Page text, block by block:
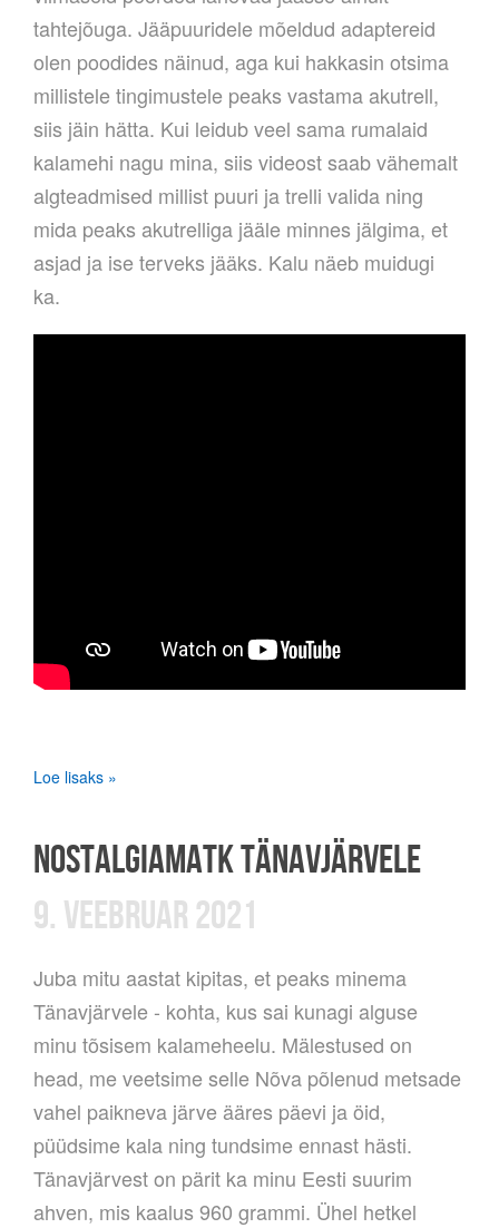
tahtejõuga. Jääpuuridele mõeldud adaptereid
olen poodides näinud, aga kui hakkasin otsima
millistele tingimustele peaks vastama akutrell,
siis jäin hätta. Kui leidub veel sama rumalaid
kalamehi nagu mina, siis videost saab vähemalt
algteadmised millist puuri ja trelli valida ning
mida peaks akutrelliga jääle minnes jälgima, et
asjad ja ise terveks jääks. Kalu näeb muidugi
ka.
Loe lisaks »
NOSTALGIAMATK TÄNAVJÄRVELE
9. VEEBRUAR 2021
Juba mitu aastat kipitas, et peaks minema
Tänavjärvele - kohta, kus sai kunagi alguse
minu tõsisem kalameheelu. Mälestused on
head, me veetsime selle Nõva põlenud metsade
vahel paikneva järve ääres päevi ja öid,
püüdsime kala ning tundsime ennast hästi.
Tänavjärvest on pärit ka minu Eesti suurim
ahven, mis kaalus 960 grammi. Ühel hetkel